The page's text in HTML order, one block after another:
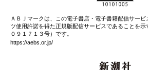
ＡＢＪマークは、この電子書店・電子書籍配信サー
ツ使用許諾を得た正規版配信サービスであることを示
０９１７１３号）です。
https://aebs.or.jp/